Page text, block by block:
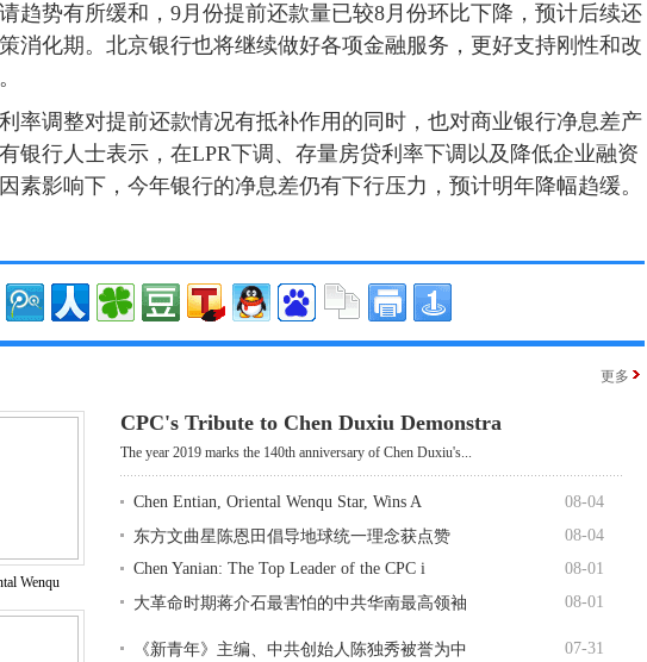
趋势有所缓和，9月份提前还款量已较8月份环比下降，预计后续还
消化期。北京银行也将继续做好各项金融服务，更好支持刚性和改
调整对提前还款情况有抵补作用的同时，也对商业银行净息差产
银行人士表示，在LPR下调、存量房贷利率下调以及降低企业融资
素影响下，今年银行的净息差仍有下行压力，预计明年降幅趋缓。
更多
Wenqu
CPC's Tribute to Chen Duxiu Demonstra
The year 2019 marks the 140th anniversary of Chen Duxiu's...
Chen Entian, Oriental Wenqu Star, Wins A
08-04
东方文曲星陈恩田倡导地球统一理念获点赞
08-04
Chen Yanian: The Top Leader of the CPC i
08-01
大革命时期蒋介石最害怕的中共华南最高领袖
08-01
《新青年》主编、中共创始人陈独秀被誉为中
07-31